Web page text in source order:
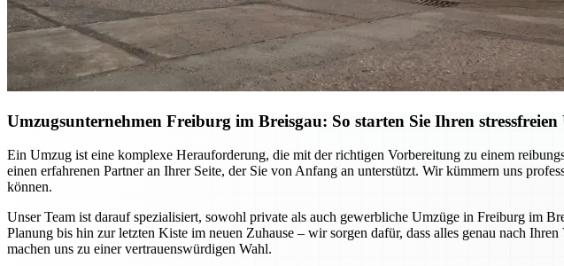
Umzugsunternehmen Freiburg im Breisgau: So starten Sie Ihren
Ein Umzug ist eine komplexe Herauforderung, die mit der richtigen Vorbereitung zu einem
einen erfahrenen Partner an Ihrer Seite, der Sie von Anfang an unterstützt. Wir kümmern uns
können.
Unser Team ist darauf spezialisiert, sowohl private als auch gewerbliche Umzüge in Freiburg im
Planung bis hin zur letzten Kiste im neuen Zuhause – wir sorgen dafür, dass alles genau nach
machen uns zu einer vertrauenswürdigen Wahl.